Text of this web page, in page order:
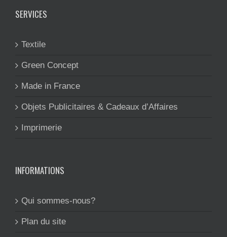
SERVICES
Textile
Green Concept
Made in France
Objets Publicitaires & Cadeaux d’Affaires
Imprimerie
INFORMATIONS
Qui sommes-nous?
Plan du site